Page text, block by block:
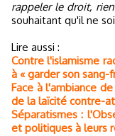
rappeler le droit,
souhaitant qu'il ne
Lire aussi :
Contre l'islamisme
à « garder son sang-
Face à l'ambiance
de la laïcité contre-
Séparatismes :
et politiques à leurs